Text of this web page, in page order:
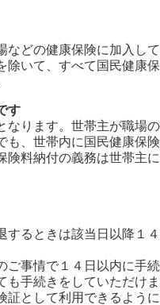
などの健康保険に加入して
除いて、すべて国民健康保
す
なります。世帯主が職場の
も、世帯内に国民健康保険
険料納付の義務は世帯主に
するときは該当日以降１４
ご事情で１４日以内に手続
も手続きをしていただけま
証として利用できるように